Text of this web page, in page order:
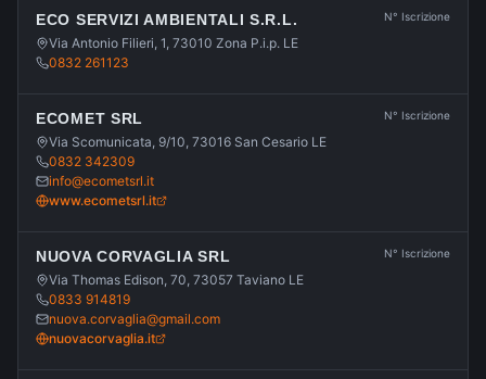
ECO SERVIZI AMBIENTALI S.R.L.
Via Antonio Filieri, 1, 73010 Zona P.i.p. LE
0832 261123
N° Iscrizione
ECOMET SRL
Via Scomunicata, 9/10, 73016 San Cesario LE
0832 342309
info@ecometsrl.it
www.ecometsrl.it
N° Iscrizione
NUOVA CORVAGLIA SRL
Via Thomas Edison, 70, 73057 Taviano LE
0833 914819
nuova.corvaglia@gmail.com
nuovacorvaglia.it
N° Iscrizione